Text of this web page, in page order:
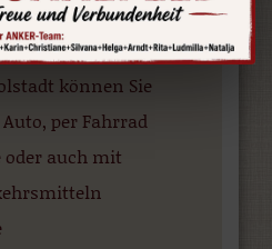
schönsten Parks in
km zwischen
können Sie
per Fahrrad
oder auch mit